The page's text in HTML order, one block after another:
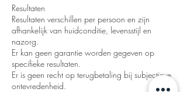
Resultaten
Resultaten verschillen per persoon en zijn
afhankelijk van huidconditie, levensstijl en
nazorg.
Er kan geen garantie worden gegeven op
specifieke resultaten.
Er is geen recht op terugbetaling bij subjectieve
ontevredenheid.